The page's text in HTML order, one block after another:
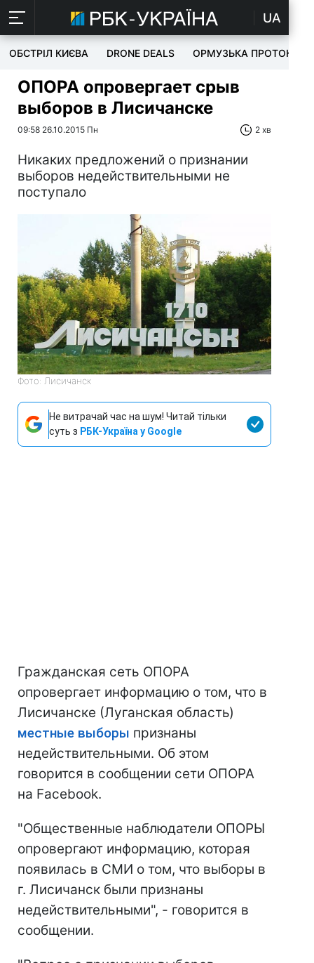
UA
ОБСТРІЛ КИЄВА DRONE DEALS ОРМУЗЬКА ПРОТОКА
ОПОРА опровергает срыв
выборов в Лисичанске
09:58 26.10.2015 Пн 2 хв
Никаких предложений о признании
выборов недействительными не
поступало
Фото: Лисичанск
Не витрачай час на шум! Читай тільки
суть з РБК-Україна у Google
Гражданская сеть ОПОРА
опровергает информацию о том, что в
Лисичанске (Луганская область)
местные выборы признаны
недействительными. Об этом
говорится в сообщении сети ОПОРА
на Facebook.
"Общественные наблюдатели ОПОРЫ
опровергают информацию, которая
появилась в СМИ о том, что выборы в
г. Лисичанск были признаны
недействительными", - говорится в
сообщении.